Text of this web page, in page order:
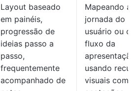
Layout baseado
em painéis,
progressão de
ideias passo a
passo,
frequentemente
acompanhado de
Mapeando a
jornada do
usuário ou o
fluxo da
apresentação
usando
visuais com